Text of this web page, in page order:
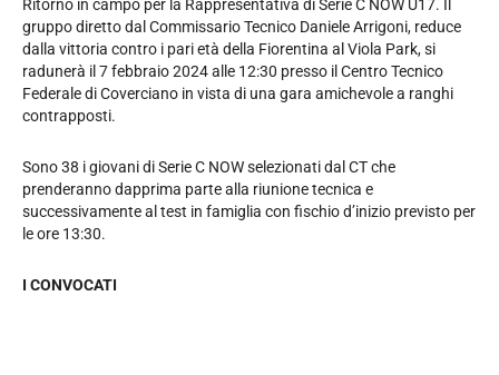
Ritorno in campo per la Rappresentativa di Serie C NOW U17. Il
gruppo diretto dal Commissario Tecnico Daniele Arrigoni, reduce
dalla vittoria contro i pari età della Fiorentina al Viola Park, si
radunerà il 7 febbraio 2024 alle 12:30 presso il Centro Tecnico
Federale di Coverciano in vista di una gara amichevole a ranghi
contrapposti.
Sono 38 i giovani di Serie C NOW selezionati dal CT che
prenderanno dapprima parte alla riunione tecnica e
successivamente al test in famiglia con fischio d’inizio previsto per
le ore 13:30.
I CONVOCATI